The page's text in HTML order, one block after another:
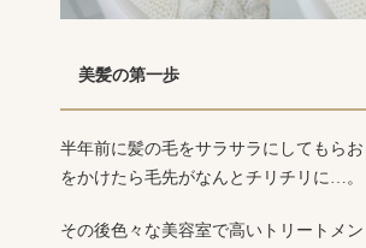
美髪の第一歩
半年前に髪の毛をサラサラにしてもら
をかけたら毛先がなんとチリチリに…。
その後色々な美容室で高いトリートメ